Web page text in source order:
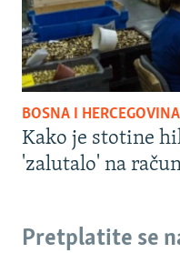
BOSNA I HERCEGOVINA
Kako je stotine
'zalutalo' na
Pretplatite se